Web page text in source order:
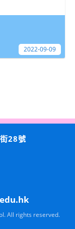
2022-09-09
28號
All rights reserved.